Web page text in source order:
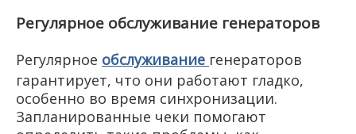
Регулярное обслуживание генераторов
Регулярное обслуживание генераторов
гарантирует, что они работают гладко,
особенно во время синхронизации.
Запланированные чеки помогают